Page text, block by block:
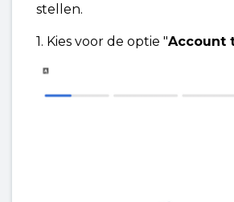
stellen.
1. Kies voor de optie "Account